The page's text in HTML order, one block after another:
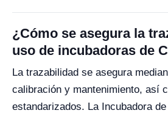
¿Cómo se asegura la
uso de incubadoras de
La trazabilidad se asegura
calibración y mantenimiento, así
estandarizados. La Incubadora